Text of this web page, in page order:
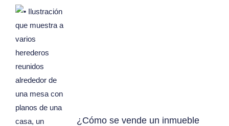
¿Cómo se vende un inmueble